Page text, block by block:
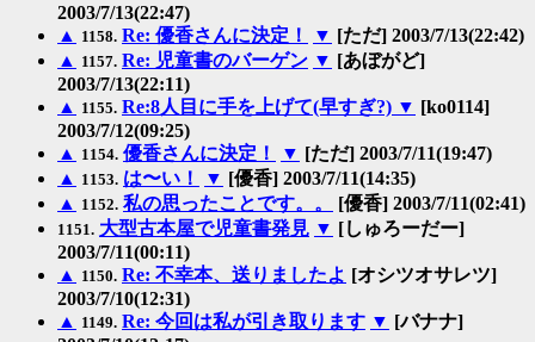
2003/7/13(22:47)
▲ 1158. Re: 優香さんに決定！ ▼ [ただ] 2003/7/13(22:42)
▲ 1157. Re: 児童書のバーゲン ▼ [あぼがど]
2003/7/13(22:11)
▲ 1155. Re:8人目に手を上げて(早すぎ?) ▼ [ko0114]
2003/7/12(09:25)
▲ 1154. 優香さんに決定！ ▼ [ただ] 2003/7/11(19:47)
▲ 1153. は〜い！ ▼ [優香] 2003/7/11(14:35)
▲ 1152. 私の思ったことです。。 [優香] 2003/7/11(02:41)
1151. 大型古本屋で児童書発見 ▼ [しゅろーだー]
2003/7/11(00:11)
▲ 1150. Re: 不幸本、送りましたよ [オシツオサレツ]
2003/7/10(12:31)
▲ 1149. Re: 今回は私が引き取ります ▼ [バナナ]